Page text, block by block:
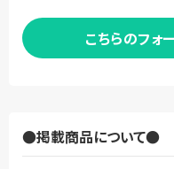
こちらのフォ
●掲載商品について●